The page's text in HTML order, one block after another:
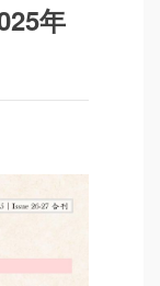
年